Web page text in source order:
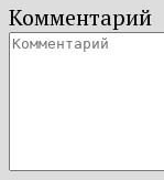
Комментарий